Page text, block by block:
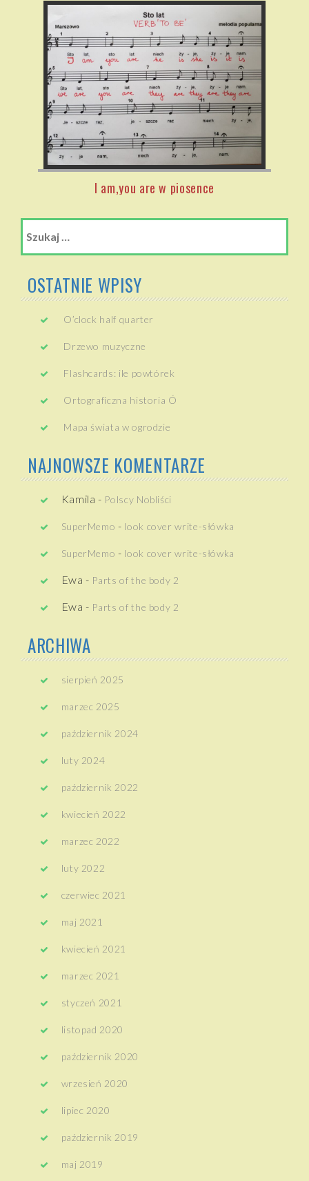
I am,you are w piosence
OSTATNIE WPISY
O’clock half quarter
Drzewo muzyczne
Flashcards: ile powtórek
Ortograficzna historia Ó
Mapa świata w ogrodzie
NAJNOWSZE KOMENTARZE
Kamila - Polscy Nobliści
SuperMemo - look cover write-słówka
SuperMemo - look cover write-słówka
Ewa - Parts of the body 2
Ewa - Parts of the body 2
ARCHIWA
sierpień 2025
marzec 2025
październik 2024
luty 2024
październik 2022
kwiecień 2022
marzec 2022
luty 2022
czerwiec 2021
maj 2021
kwiecień 2021
marzec 2021
styczeń 2021
listopad 2020
październik 2020
wrzesień 2020
lipiec 2020
październik 2019
maj 2019